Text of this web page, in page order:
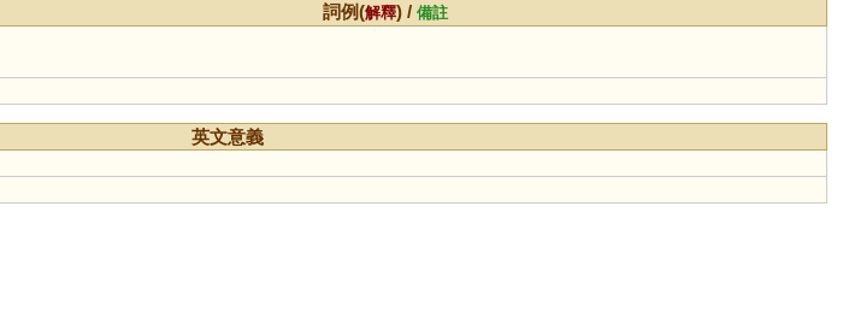
詞例(解釋) /備註
英文意義